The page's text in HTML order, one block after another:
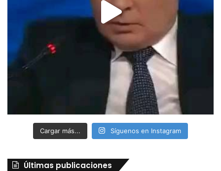
Cargar más... Síguenos en Instagram
Últimas publicaciones